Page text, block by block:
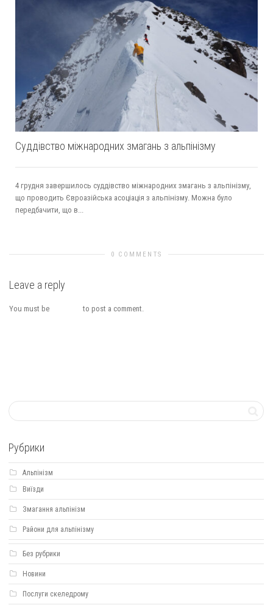
Суддівство міжнародних змагань з альпінізму
4 грудня завершилось суддівство міжнародних змагань з альпінізму,
що проводить Євроазійська асоціація з альпінізму. Можна було
передбачити, що в...
0 COMMENTS
Leave a reply
You must be to post a comment.
Рубрики
Альпінізм
Виїзди
Змагання альпінізм
Райони для альпінізму
Без рубрики
Новини
Послуги скеледрому